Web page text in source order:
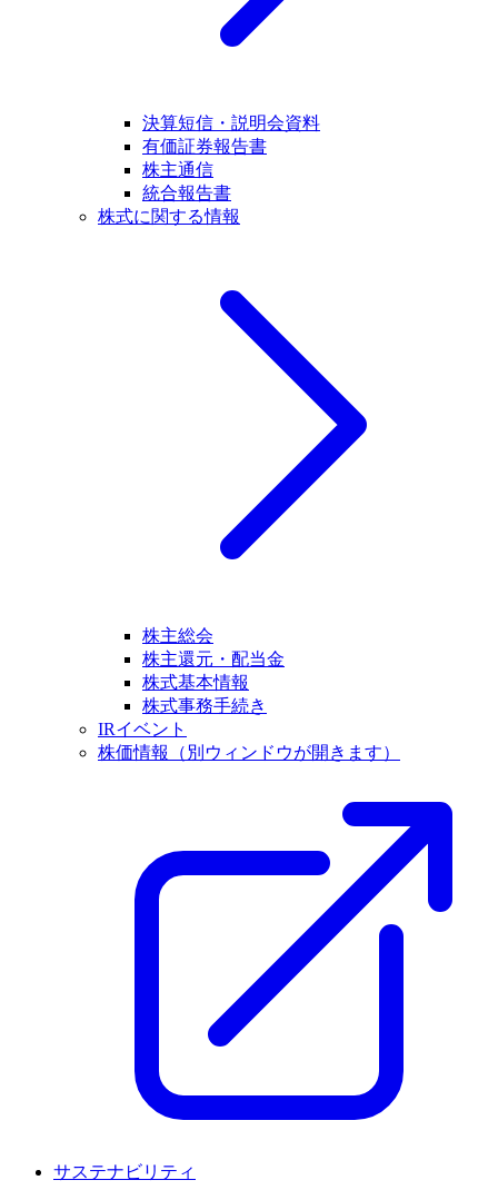
決算短信・説明会資料
有価証券報告書
株主通信
統合報告書
株式に関する情報
株主総会
株主還元・配当金
株式基本情報
株式事務手続き
IRイベント
株価情報
（別ウィンドウが開きます）
サステナビリティ